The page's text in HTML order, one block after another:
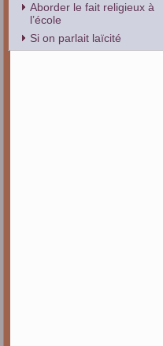
Aborder le fait religieux à
l’école
Si on parlait laïcité